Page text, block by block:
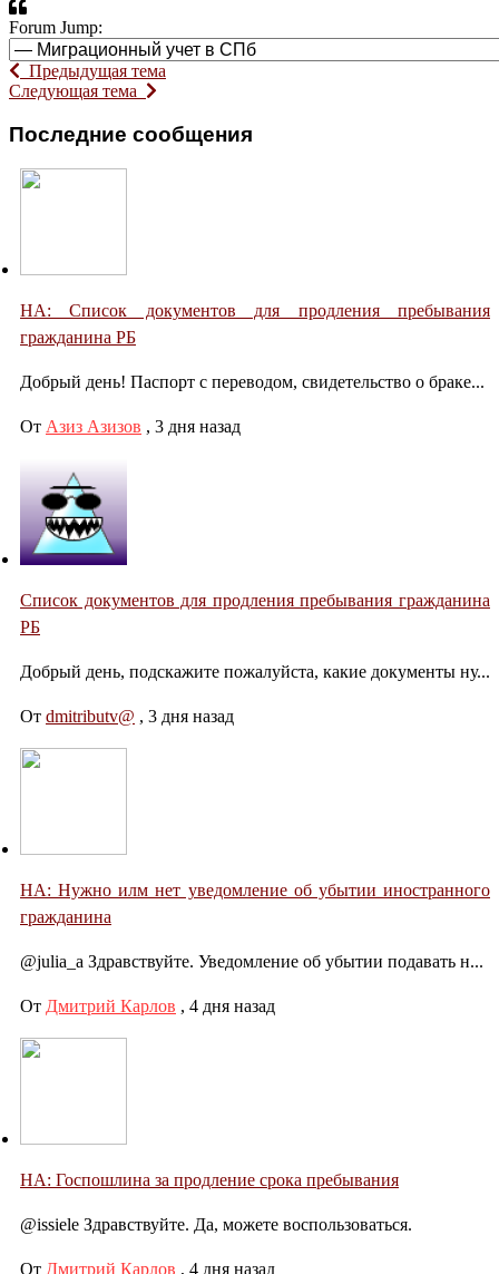
Forum Jump:
Предыдущая тема
Следующая тема
Последние сообщения
НА: Список документов для продления пребывания
гражданина РБ
Добрый день! Паспорт с переводом, свидетельство о браке...
От Азиз Азизов , 3 дня назад
Список документов для продления пребывания гражданина
РБ
Добрый день, подскажите пожалуйста, какие документы ну...
От dmitributv@ , 3 дня назад
НА: Нужно илм нет уведомление об убытии иностранного
гражданина
@julia_a Здравствуйте. Уведомление об убытии подавать н...
От Дмитрий Карлов , 4 дня назад
НА: Госпошлина за продление срока пребывания
@issiele Здравствуйте. Да, можете воспользоваться.
От Дмитрий Карлов , 4 дня назад